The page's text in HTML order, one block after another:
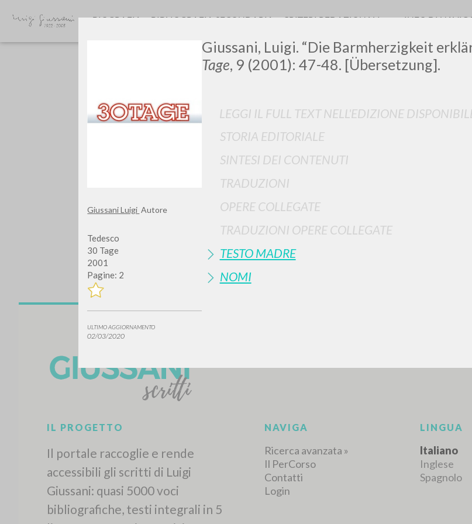
Giussani Luigi Autore
Tedesco
30 Tage
2001
Pagine: 2
ULTIMO AGGIORNAMENTO
02/03/2020
Giussani, Luigi. “Die Barmherzigkeit
Tage, 9 (2001): 47-48. [Übersetzung].
LEGGI IL FULL TEXT NELL'EDIZIONE
STORIA EDITORIALE
SINTESI DEI CONTENUTI
TRADUZIONI
OPERE COLLEGATE
TRADUZIONI OPERE COLLEGATE
TESTO MADRE
NOMI
LUIGI
GIUSSANI
scritti
BIOGRAFIA BIBLIOGRAFIA SECONDARIA CRITERI REDAZIONALI INFO DI
TIPOLOGIA OPERA LINGUA